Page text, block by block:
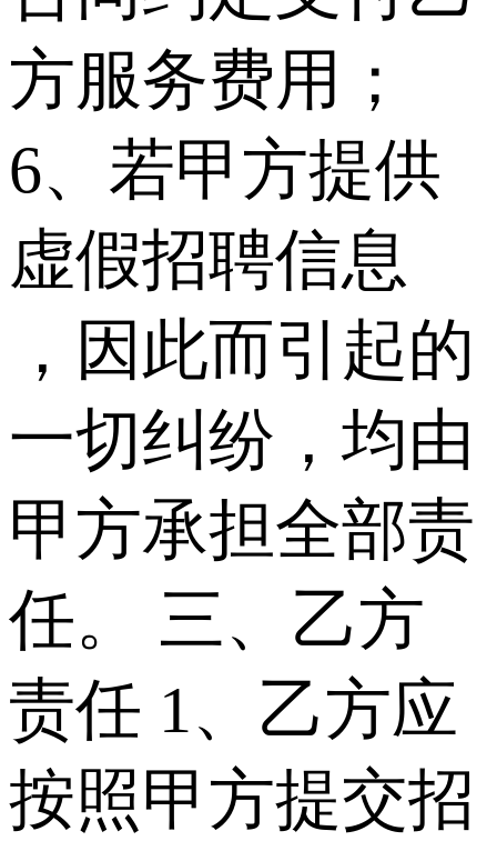
方服务费用；
6、若甲方提供
虚假招聘信息
，因此而引起的
一切纠纷，均由
甲方承担全部责
任。 三、乙方
责任 1、乙方应
按照甲方提交招